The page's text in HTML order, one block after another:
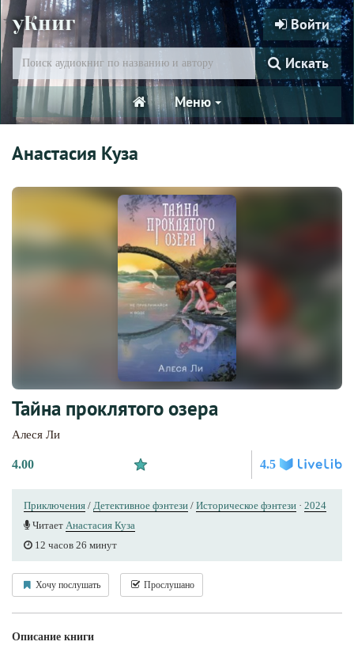
уКниг Войти
Искать
Меню
Анастасия Куза
Тайна проклятого озера
Алеся Ли
4.00 4.5
Приключения / Детективное фэнтези / Историческое фэнтези · 2024
Читает Анастасия Куза
12 часов 26 минут
Хочу послушать Прослушано
Описание книги